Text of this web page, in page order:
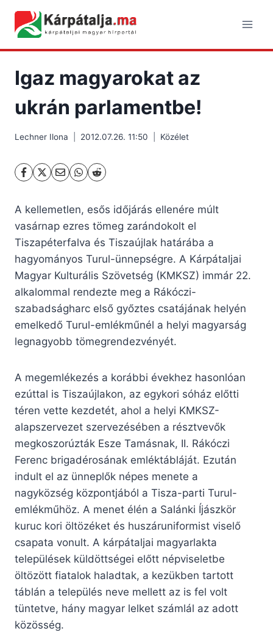
content
Igaz magyarokat az
ukrán parlamentbe!
Lechner Ilona 2012.07.26. 11:50 Közélet
A kellemetlen, esős időjárás ellenére múlt
vasárnap ezres tömeg zarándokolt el
Tiszapéterfalva és Tiszaújlak határába a
hagyományos Turul-ünnepségre. A Kárpátaljai
Magyar Kulturális Szövetség (KMKSZ) immár 22.
alkalommal rendezte meg a Rákóczi-
szabadságharc első győztes csatájának helyén
emelkedő Turul-emlékműnél a helyi magyarság
legnagyobb tömegrendezvényét.
A megemlékezés a korábbi évekhez hasonlóan
ezúttal is Tiszaújlakon, az egykori sóház előtti
téren vette kezdetét, ahol a helyi KMKSZ-
alapszervezet szervezésében a résztvevők
megkoszorúzták Esze Tamásnak, II. Rákóczi
Ferenc brigadérosának emléktábláját. Ezután
indult el az ünneplők népes menete a
nagyközség központjából a Tisza-parti Turul-
emlékműhöz. A menet élén a Salánki Íjászkör
kuruc kori öltözéket és huszáruniformist viselő
csapata vonult. A kárpátaljai magyarlakta
települések küldöttségei előtt népviseletbe
öltözött fiatalok haladtak, a kezükben tartott
táblán a település neve mellett az is fel volt
tüntetve, hány magyar lelket számlál az adott
közösség.